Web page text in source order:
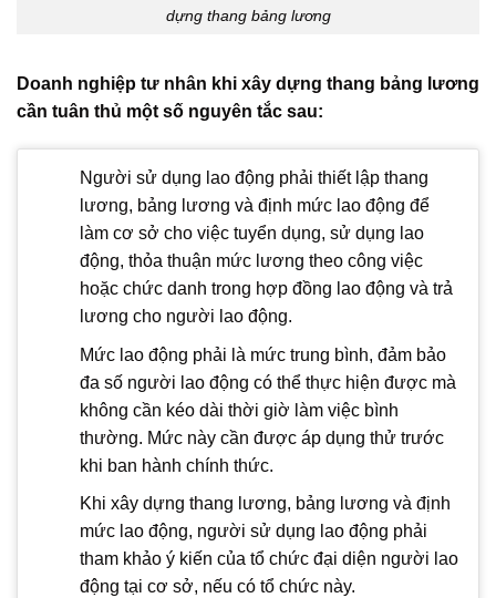
dựng thang bảng lương
Doanh nghiệp tư nhân khi xây dựng thang bảng lương
cần tuân thủ một số nguyên tắc sau:
Người sử dụng lao động phải thiết lập thang
lương, bảng lương và định mức lao động để
làm cơ sở cho việc tuyển dụng, sử dụng lao
động, thỏa thuận mức lương theo công việc
hoặc chức danh trong hợp đồng lao động và trả
lương cho người lao động.
Mức lao động phải là mức trung bình, đảm bảo
đa số người lao động có thể thực hiện được mà
không cần kéo dài thời giờ làm việc bình
thường. Mức này cần được áp dụng thử trước
khi ban hành chính thức.
Khi xây dựng thang lương, bảng lương và định
mức lao động, người sử dụng lao động phải
tham khảo ý kiến của tổ chức đại diện người lao
động tại cơ sở, nếu có tổ chức này.